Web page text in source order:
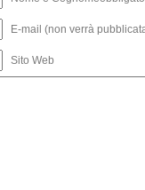
E-mail (non verrà
Sito Web